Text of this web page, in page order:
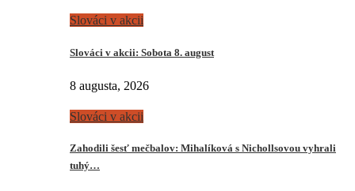
Slováci v akcii
Slováci v akcii: Sobota 8. august
8 augusta, 2026
Slováci v akcii
Zahodili šesť mečbalov: Mihalíková s Nichollsovou vyhrali
tuhý…